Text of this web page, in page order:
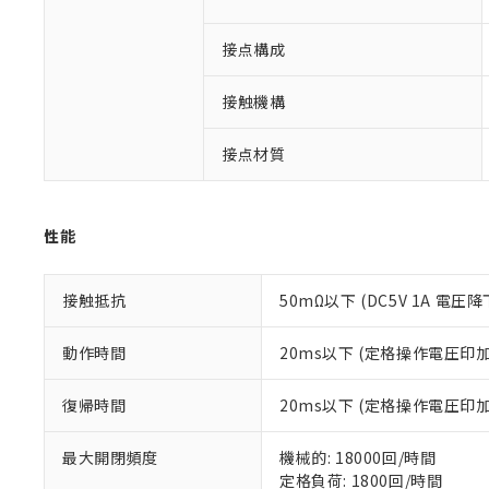
接点構成
接触機構
接点材質
性能
接触抵抗 50mΩ以下 (DC5V 1A 電圧降
動作時間 20ms以下 (定格操作電圧印
復帰時間 20ms以下 (定格操作電圧印
最大開閉頻度
機械的: 18000回/時間
定格負荷: 1800回/時間
以下の条件をお
当社制御機
正式な納期
当社販売員に
オムロン制
在庫状況お
マイパーツ
ている必要が
が、当社の
対応予定なし：
調査・確認中：
非該当品：ライ
仕入先様の事情
鉛(Pb) 1000ppm以下
※2 対応予定月
部品在庫の切り替
※3 非含有証明
「○」：最大均質
「×」：最大均質
「－」：未確認
※2 環境保護使
「ｅ」：有害物質
「10」：通常の使
「－」：未確認で
当社は、こ
う）を輸出
置等に一切
当社は、貴
また当社は
たしません。
記
説明
△ 一定数に
－
在庫な
機器販
空
白
受注生